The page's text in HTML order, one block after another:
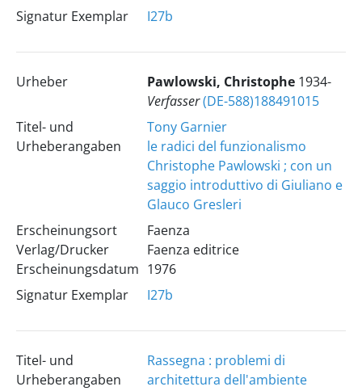
Signatur Exemplar
I27b
Urheber Pawlowski, Christophe 1934-
Verfasser(DE-588)188491015
Titel- und
Urheberangaben
Tony Garnier
le radici del funzionalismo
Christophe Pawlowski ; con un
saggio introduttivo di Giuliano e
Glauco Gresleri
Erscheinungsort
Verlag/Drucker
Erscheinungsdatum
Faenza
Faenza editrice
1976
Signatur Exemplar
I27b
Titel- und
Urheberangaben
Rassegna : problemi di
architettura dell'ambiente